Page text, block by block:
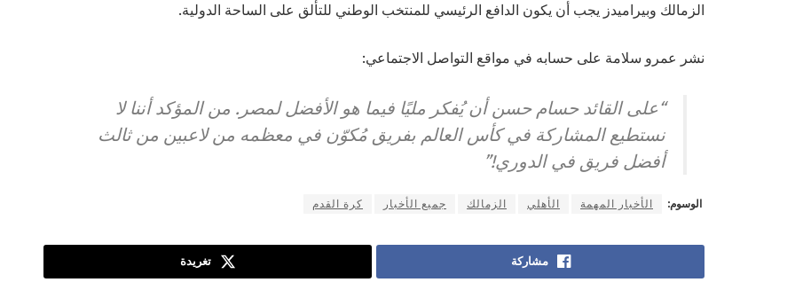
الزمالك وبيراميدز يجب أن يكون الدافع الرئيسي للمنتخب الوطني للتألق على الساحة الدولية.
نشر عمرو سلامة على حسابه في مواقع التواصل الاجتماعي:
“على القائد حسام حسن أن يُفكر مليًا فيما هو الأفضل لمصر. من المؤكد أننا لا
نستطيع المشاركة في كأس العالم بفريق مُكوّن في معظمه من لاعبين من ثالث
أفضل فريق في الدوري!”
الوسوم: الأخبار المهمة الأهلي الزمالك جميع الأخبار كرة القدم
مشاركة تغريدة